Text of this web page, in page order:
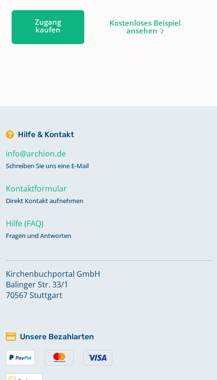
Zugang
kaufen
Kostenloses Beispiel
ansehen
Hilfe & Kontakt
info@archion.de
Schreiben Sie uns eine E-Mail
Kontaktformular
Direkt Kontakt aufnehmen
Hilfe (FAQ)
Fragen und Antworten
Kirchenbuchportal GmbH
Balinger Str. 33/1
70567 Stuttgart
Unsere Bezahlarten